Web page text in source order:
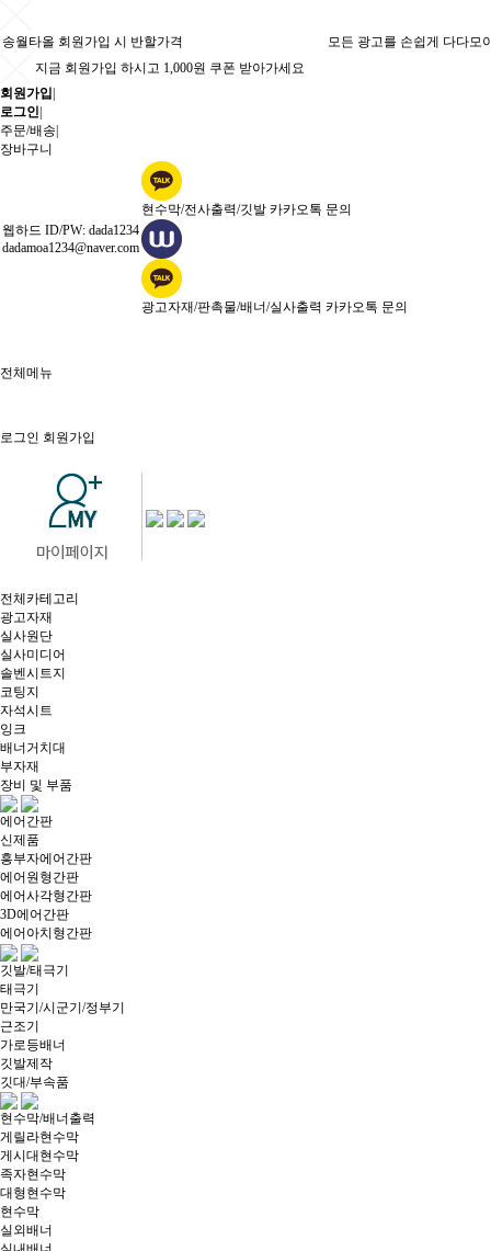
송월타올 회원가입 시 반할가격
모든 광고를 손쉽게 다다모
지금 회원가입 하시고 1,000원 쿠폰 받아가세요
회원가입
로그인
주문/배송
장바구니
웹하드 ID/PW: dada1234
dadamoa1234@naver.com
현수막/전사출력/깃발 카카오톡 문의
광고자재/판촉물/배너/실사출력 카카오톡 문의
전체메뉴
로그인 회원가입
전체카테고리
광고자재
실사원단
실사미디어
솔벤시트지
코팅지
자석시트
잉크
배너거치대
부자재
장비 및 부품
에어간판
신제품
흥부자에어간판
에어원형간판
에어사각형간판
3D에어간판
에어아치형간판
깃발/태극기
태극기
만국기/시군기/정부기
근조기
가로등배너
깃발제작
깃대/부속품
현수막/배너출력
게릴라현수막
게시대현수막
족자현수막
대형현수막
현수막
실외배너